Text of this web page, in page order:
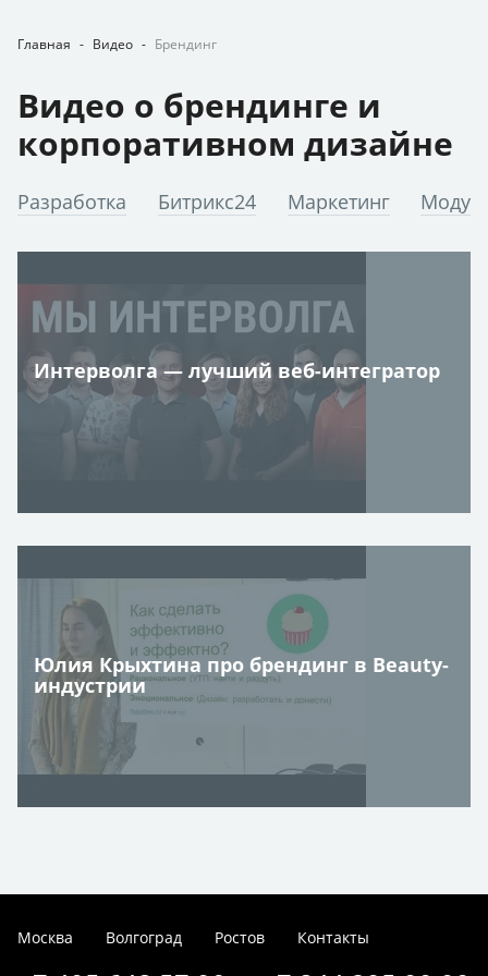
Главная - Видео - Брендинг
Видео о брендинге и
корпоративном дизайне
Разработка Битрикс24 Маркетинг
Интерволга — лучший веб-интегратор
Юлия Крыхтина про брендинг в Beauty-
индустрии
Москва Волгоград Ростов Контакты